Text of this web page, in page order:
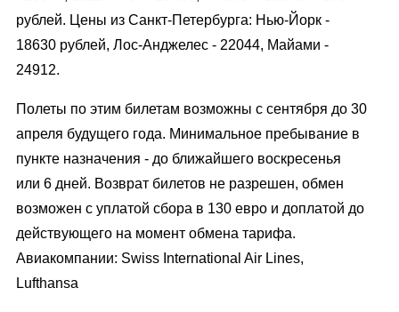
рублей. Цены из Санкт-Петербурга: Нью-Йорк -
18630 рублей, Лос-Анджелес - 22044, Майами -
24912.
Полеты по этим билетам возможны с сентября до 30
апреля будущего года. Минимальное пребывание в
пункте назначения - до ближайшего воскресенья
или 6 дней. Возврат билетов не разрешен, обмен
возможен с уплатой сбора в 130 евро и доплатой до
действующего на момент обмена тарифа.
Авиакомпании: Swiss International Air Lines,
Lufthansa